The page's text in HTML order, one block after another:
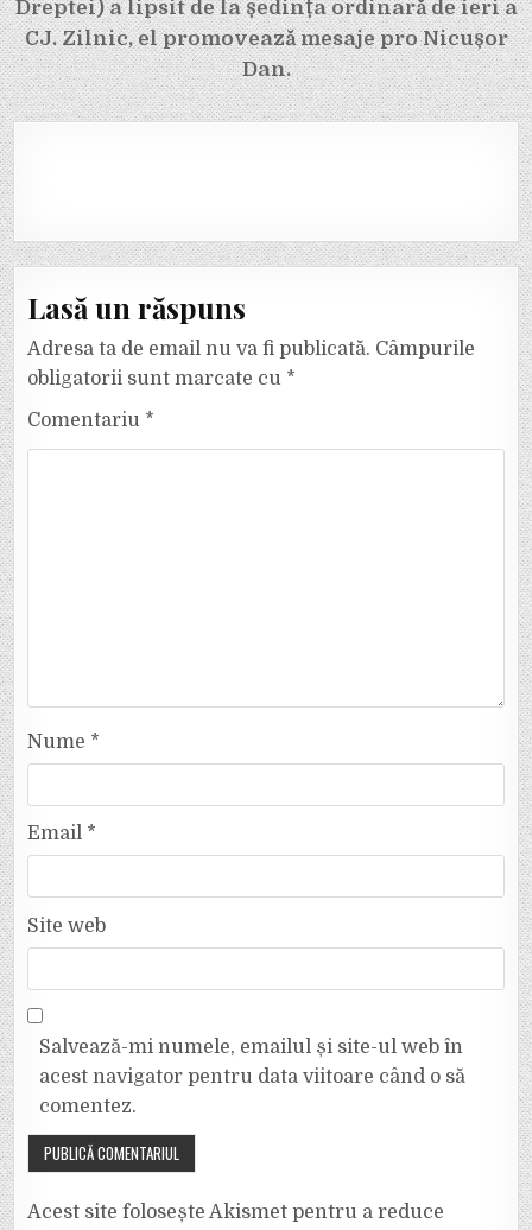
Dreptei) a lipsit de la ședința ordinară de ieri a
CJ. Zilnic, el promovează mesaje pro Nicușor
Dan.
Lasă un răspuns
Adresa ta de email nu va fi publicată. Câmpurile
obligatorii sunt marcate cu *
Comentariu *
Nume *
Email *
Site web
Salvează-mi numele, emailul și site-ul web în
acest navigator pentru data viitoare când o să
comentez.
Acest site folosește Akismet pentru a reduce